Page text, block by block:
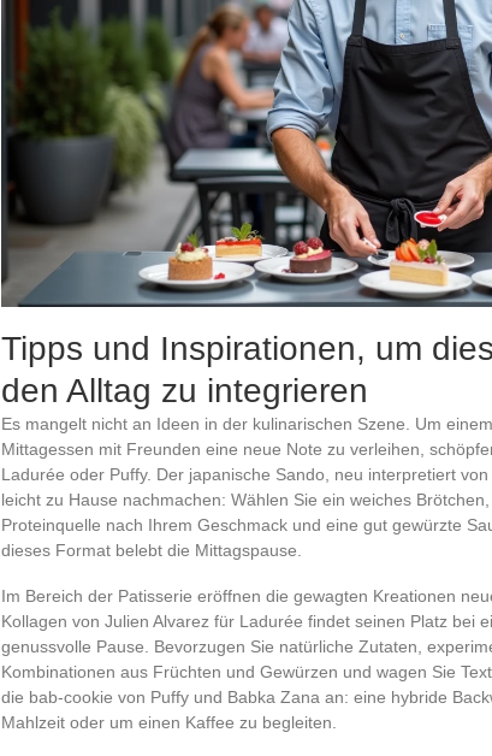
Tipps und Inspirationen, um
den Alltag zu integrieren
Es mangelt nicht an Ideen in der kulinarischen Szene. Um
Mittagessen mit Freunden eine neue Note zu verleihen,
Ladurée oder Puffy. Der japanische Sando, neu interpretiert
leicht zu Hause nachmachen: Wählen Sie ein weiches
Proteinquelle nach Ihrem Geschmack und eine gut gewürzte
dieses Format belebt die Mittagspause.
Im Bereich der Patisserie eröffnen die gewagten Kreationen
Kollagen von Julien Alvarez für Ladurée findet seinen Platz bei
genussvolle Pause. Bevorzugen Sie natürliche Zutaten,
Kombinationen aus Früchten und Gewürzen und wagen Sie
die bab-cookie von Puffy und Babka Zana an: eine hybride
Mahlzeit oder um einen Kaffee zu begleiten.